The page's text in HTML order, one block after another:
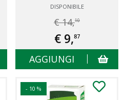
DISPONIBILE
€ 14,10
€ 9,87
AGGIUNGI
- 10 %